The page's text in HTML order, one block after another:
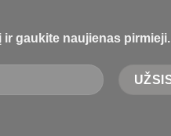
gaukite naujienas pirmieji.